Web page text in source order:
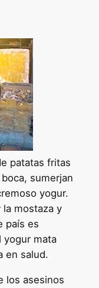
patatas fritas
sumerjan
yogur.
la mostaza y
país es
yogur mata
en salud.
los asesinos